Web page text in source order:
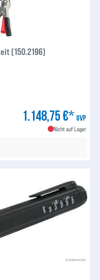
(150.2196)
1.148,75 €* UVP
Nicht auf Lager